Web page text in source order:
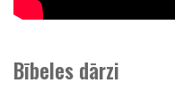
Bībeles dārzi